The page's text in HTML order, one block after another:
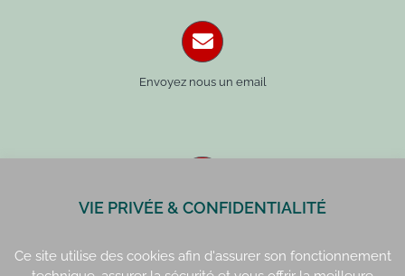
Envoyez nous un email
Paris : 01 42 34 14 59
VIE PRIVÉE & CONFIDENTIALITÉ
Ce site utilise des cookies afin d'assurer son fonctionnement